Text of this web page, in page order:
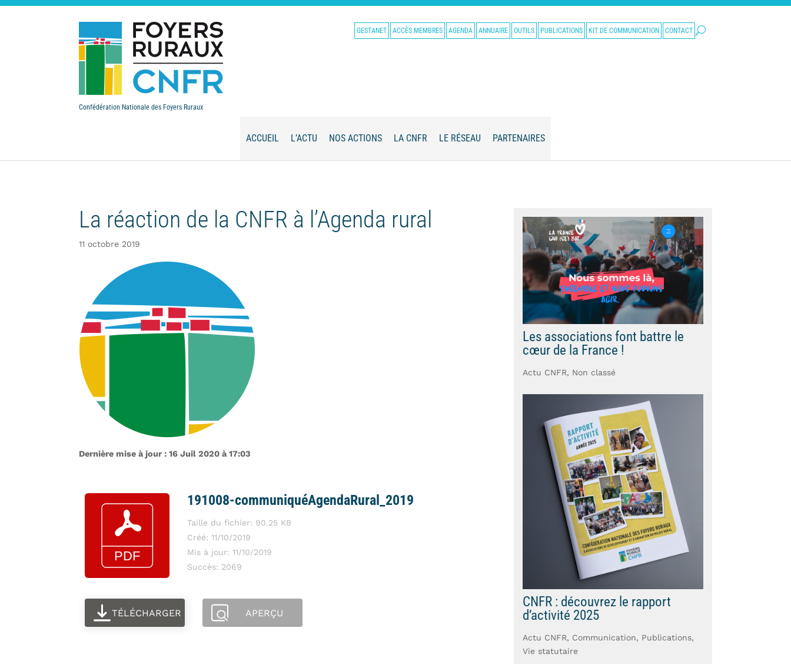
Confédération Nationale des Foyers Ruraux
GESTANET ACCÈS MEMBRES AGENDA ANNUAIRE OUTILS PUBLICATIONS KIT DE COMMUNICATION CONTACT
ACCUEIL L’ACTU NOS ACTIONS LA CNFR LE RÉSEAU PARTENAIRES
La réaction de la CNFR à l’Agenda rural
11 octobre 2019
Dernière mise à jour : 16 Juil 2020 à 17:03
191008-communiquéAgendaRural_2019
Taille du fichier: 90.25 KB
Créé: 11/10/2019
Mis à jour: 11/10/2019
Succès: 2069
TÉLÉCHARGER APERÇU
Les associations font battre le
cœur de la France !
Actu CNFR, Non classé
CNFR : découvrez le rapport
d’activité 2025
Actu CNFR, Communication, Publications,
Vie statutaire